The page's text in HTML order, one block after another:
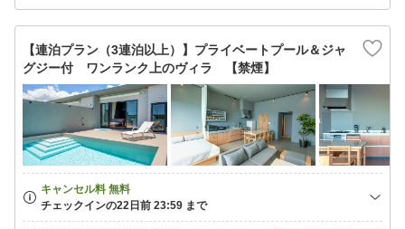
【連泊プラン（3連泊以上）】プライベートプール＆ジャ
グジー付 ワンランク上のヴィラ 【禁煙】